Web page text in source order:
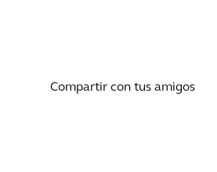
Compartir con tus amigos